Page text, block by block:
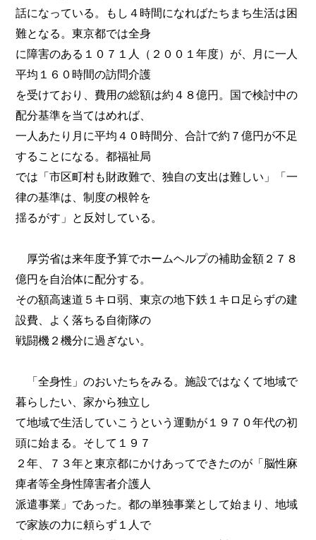
話になっている。もし４時間になればたちまち生活は困
難となる。東京都では全身
に障害のある１０７１人（２００１年度）が、月に一人
平均１６０時間の訪問介護
を受けており、費用の総額は約４８億円。国で検討中の
配分基準を当てはめれば、
一人あたり月に平均４０時間分、合計で約７億円が不足
することになる。都福祉局
では「市区町村も財政難で、独自の支出は難しい」「一
律の基準は、制度の根幹を
揺るがす」と反対している。
厚労省は来年度予算でホームヘルプの補助金額２７８
億円を自治体に配分する。
その額高速道５キロ弱、東京の地下鉄１キロ足らずの建
設費、よく落ちる自衛隊の
戦闘機２機分に過ぎない。
「全身性」のおいたちをみる。施設ではなくて地域で
暮らしたい、家から独立し
て地域で生活していこうという運動が１９７０年代の初
頭に始まる。そして１９７
２年、７３年と東京都にかけあってできたのが「脳性麻
痺者等全身性障害者介護人
派遣事業」であった。都の単独事業として始まり、地域
で家族の力に頼らず１人で